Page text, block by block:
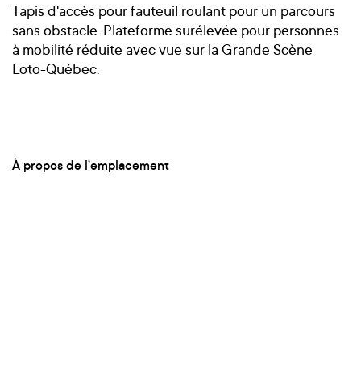
Tapis d'accès pour fauteuil roulant pour un parcours
sans obstacle. Plateforme surélevée pour personnes
à mobilité réduite avec vue sur la Grande Scène
Loto-Québec.
À propos de l’emplacement